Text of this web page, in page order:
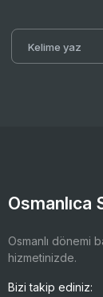
Osmanlıca
Osmanlı dönemi
hizmetinizde.
Bizi takip ediniz: